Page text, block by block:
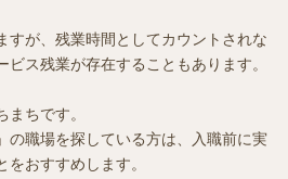
すが、残業時間としてカウントされな
ス残業が存在することもあります。
ちです。
の職場を探している方は、入職前に実
おすすめします。